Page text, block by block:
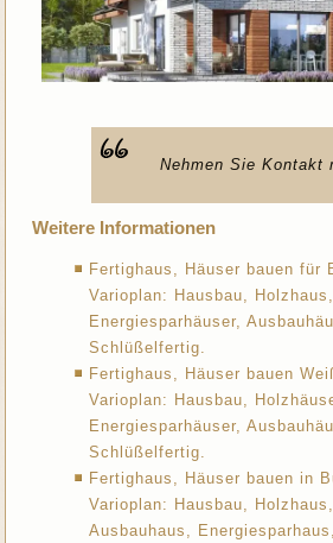
Nehmen Sie Kontakt
Weitere Informationen
Fertighaus, Häuser bauen für
Varioplan: Hausbau,
Energiesparhäuser,
Schlüßelfertig.
Fertighaus, Häuser bauen
Varioplan: Hausbau,
Energiesparhäuser,
Schlüßelfertig.
Fertighaus, Häuser bauen in
Varioplan: Hausbau,
Ausbauhaus,